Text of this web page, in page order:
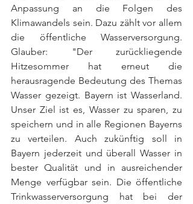
Anpassung an die Folgen des
Klimawandels sein. Dazu zählt vor allem
die öffentliche Wasserversorgung.
Glauber: "Der zurückliegende
Hitzesommer hat erneut die
herausragende Bedeutung des Themas
Wasser gezeigt. Bayern ist Wasserland.
Unser Ziel ist es, Wasser zu sparen, zu
speichern und in alle Regionen Bayerns
zu verteilen. Auch zukünftig soll in
Bayern jederzeit und überall Wasser in
bester Qualität und in ausreichender
Menge verfügbar sein. Die öffentliche
Trinkwasserversorgung hat bei der